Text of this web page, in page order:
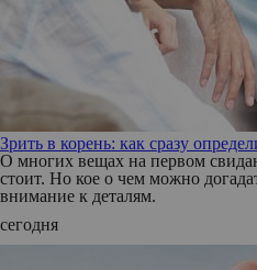
Зрить в корень: как сразу
О многих вещах на первом
стоит. Но кое о чем можно
внимание к деталям.
сегодня